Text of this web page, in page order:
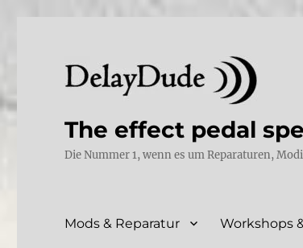
The effect pedal
Die Nummer 1, wenn es um Reparaturen,
Mods & Reparatur Workshops